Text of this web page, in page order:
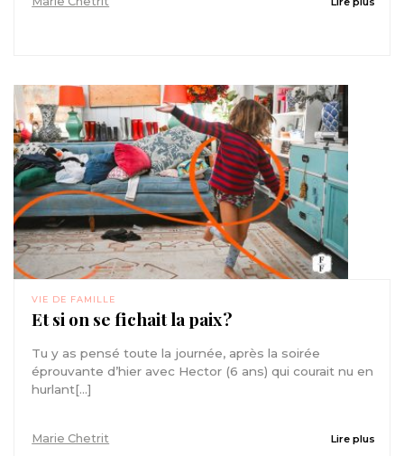
VIE DE FAMILLE
Et si on se fichait la paix ?
Tu y as pensé toute la journée, après la soirée
éprouvante d’hier avec Hector (6 ans) qui courait nu en
hurlant[...]
Marie Chetrit Lire plus